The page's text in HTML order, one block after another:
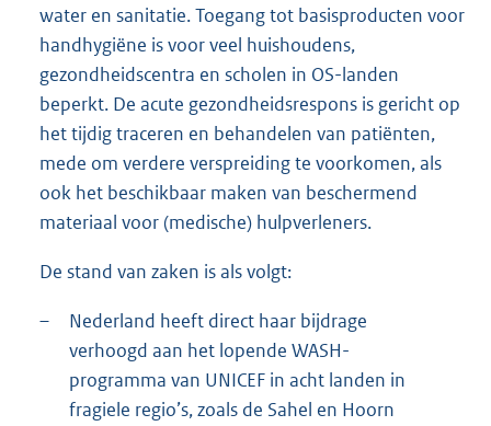
water en sanitatie. Toegang tot basisproducten voor
handhygiëne is voor veel huishoudens,
gezondheidscentra en scholen in OS-landen
beperkt. De acute gezondheidsrespons is gericht op
het tijdig traceren en behandelen van patiënten,
mede om verdere verspreiding te voorkomen, als
ook het beschikbaar maken van beschermend
materiaal voor (medische) hulpverleners.
De stand van zaken is als volgt:
–
Nederland heeft direct haar bijdrage
verhoogd aan het lopende WASH-
programma van UNICEF in acht landen in
fragiele regio’s, zoals de Sahel en Hoorn